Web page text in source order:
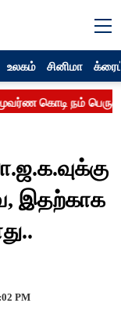
உலகம் சினிமா
இதற்காக
PM